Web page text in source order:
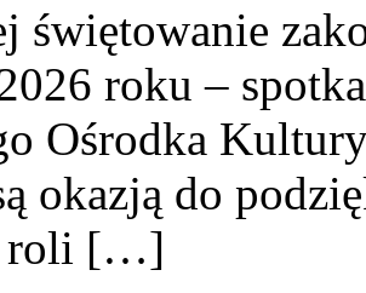
świętowanie
roku –
Ośrodka
okazją do
roli […]